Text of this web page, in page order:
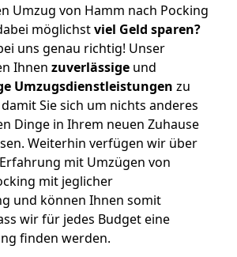
Umzug von Hamm nach Pocking
möglichstviel Geld sparen?
uns genau richtig! Unser
Ihnen zuverlässige und
Umzugsdienstleistungen zu
Sie sich um nichts anderes
Dinge in Ihrem neuen Zuhause
Weiterhin verfügen wir über
mit Umzügen von
mit jeglicher
und können Ihnen somit
wir für jedes Budget eine
finden werden.